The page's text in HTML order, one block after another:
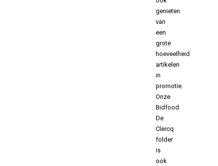
genieten
van
een
grote
hoeveelheid
artikelen
in
promotie.
Onze
Bidfood
De
Clercq
folder
is
ook